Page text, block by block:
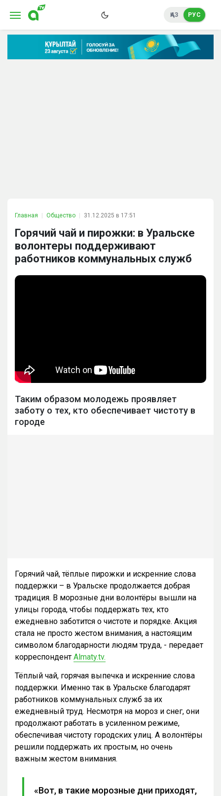
ҚАЗ РУС
Главная Общество 31.12.2025 в 17:51
Горячий чай и пирожки: в Уральске
волонтеры поддерживают
работников коммунальных служб
Таким образом молодежь проявляет
заботу о тех, кто обеспечивает чистоту в
городе
Горячий чай, тёплые пирожки и искренние слова
поддержки – в Уральске продолжается добрая
традиция. В морозные дни волонтёры вышли на
улицы города, чтобы поддержать тех, кто
ежедневно заботится о чистоте и порядке. Акция
стала не просто жестом внимания, а настоящим
символом благодарности людям труда, - передает
корреспондент Almaty.tv.
Тёплый чай, горячая выпечка и искренние слова
поддержки. Именно так в Уральске благодарят
работников коммунальных служб за их
ежедневный труд. Несмотря на мороз и снег, они
продолжают работать в усиленном режиме,
обеспечивая чистоту городских улиц. А волонтёры
решили поддержать их простым, но очень
важным жестом внимания.
«Вот, в такие морозные дни приходят,